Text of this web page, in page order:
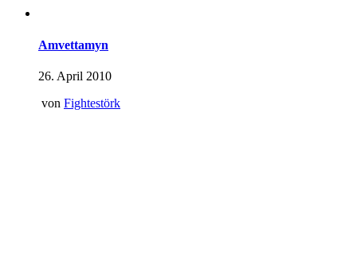
Amvettamyn
26. April 2010
von Fightestörk